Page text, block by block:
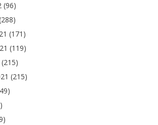
(96)
(171)
(119)
(215)
(215)